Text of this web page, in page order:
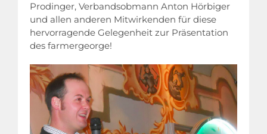
Prodinger, Verbandsobmann Anton Hörbiger
und allen anderen Mitwirkenden für diese
hervorragende Gelegenheit zur Präsentation
des farmergeorge!